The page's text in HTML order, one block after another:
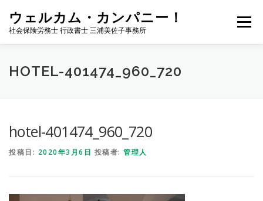
ウェルカム・カンパニー！
社会保険労務士 行政書士 三浦美佐子事務所
メニュー
ホーム サービス内容 事務所案内
HOTEL-401474_960_720
hotel-401474_960_720
投稿日: 2020年3月6日 投稿者: 管理人